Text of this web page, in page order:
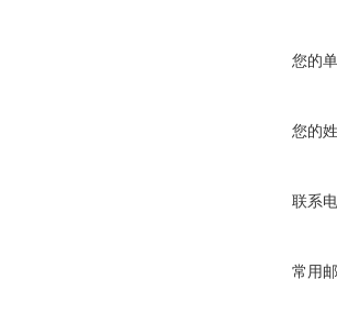
您的
您的
联系
常用